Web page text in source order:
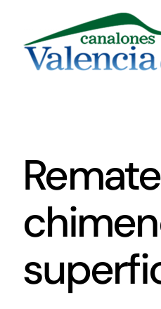
content